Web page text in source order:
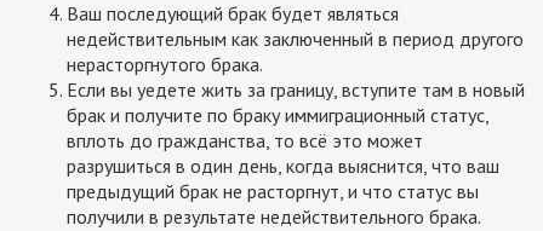
Ваш последующий брак будет являться
недействительным как заключенный в период другого
нерасторгнутого брака.
Если вы уедете жить за границу, вступите там в новый
брак и получите по браку иммиграционный статус,
вплоть до гражданства, то всё это может
разрушиться в один день, когда выяснится, что ваш
предыдущий брак не расторгнут, и что статус вы
получили в результате недействительного брака.